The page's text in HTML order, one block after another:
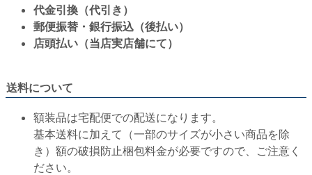
代金引換（代引き）
郵便振替・銀行振込（後払い）
店頭払い（当店実店舗にて）
送料について
額装品は宅配便での配送になります。
基本送料に加えて（一部のサイズが小さい商品を除
き）額の破損防止梱包料金が必要ですので、ご注意く
ださい。